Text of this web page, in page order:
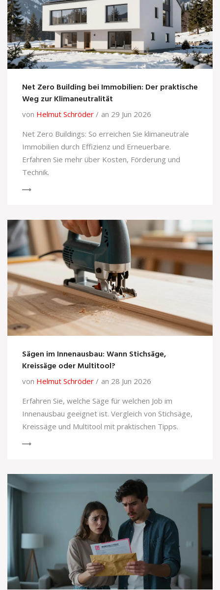
Net Zero Building bei Immobilien: Der praktische
Weg zur Klimaneutralität
von Helmut Schröder
an 29 Jun 2026
Net Zero Buildings: So erreichen Sie klimaneutrale
Immobilien durch Effizienz und Erneuerbare.
Erfahren Sie mehr über Kosten, Förderung und
Technik.
Sägen im Innenausbau: Wann Stichsäge,
Kreissäge oder Multitool?
von Helmut Schröder
an 28 Jun 2026
Erfahren Sie, welche Säge für welchen Job im
Innenausbau geeignet ist. Vergleich von Stichsäge,
Kreissäge und Multitool mit praktischen Tipps.